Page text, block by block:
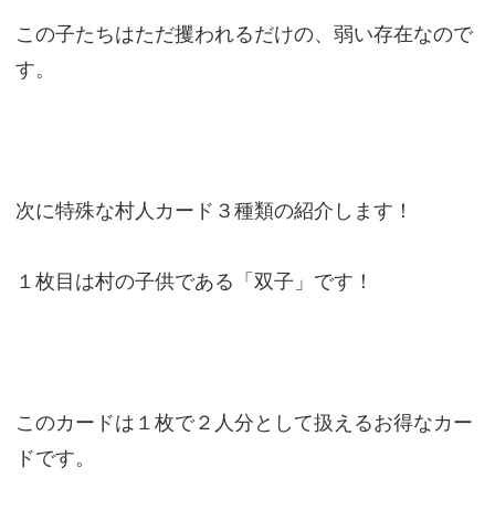
この子たちはただ攫われるだけの、弱い存在なので
す。
次に特殊な村人カード３種類の紹介します！
１枚目は村の子供である「双子」です！
このカードは１枚で２人分として扱えるお得なカー
ドです。